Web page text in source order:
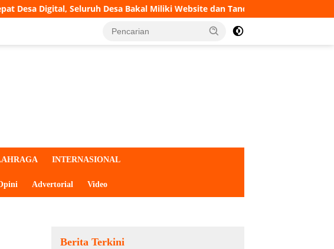
Desa Bakal Miliki Website dan Tanda Tangan Elektronik
INTERNASIONAL
Advertorial Video
Berita Terkini